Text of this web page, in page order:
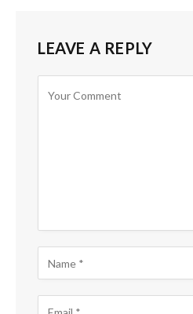
LEAVE A REPLY